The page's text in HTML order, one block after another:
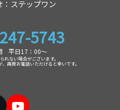
：ステップワン
5743
平日17：00～
れない場合がございます。
再度お電話いただけると幸いです。